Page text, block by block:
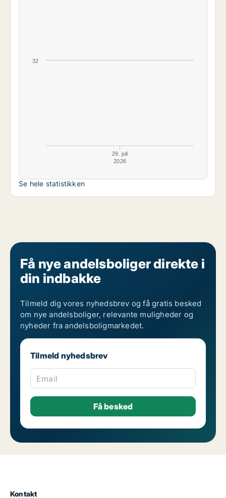
29. juli
2026
32
Se hele statistikken
Få nye andelsboliger direkte i
din indbakke
Tilmeld dig vores nyhedsbrev og få gratis besked
om nye andelsboliger, relevante muligheder og
nyheder fra andelsboligmarkedet.
Tilmeld nyhedsbrev
Email
Kontakt